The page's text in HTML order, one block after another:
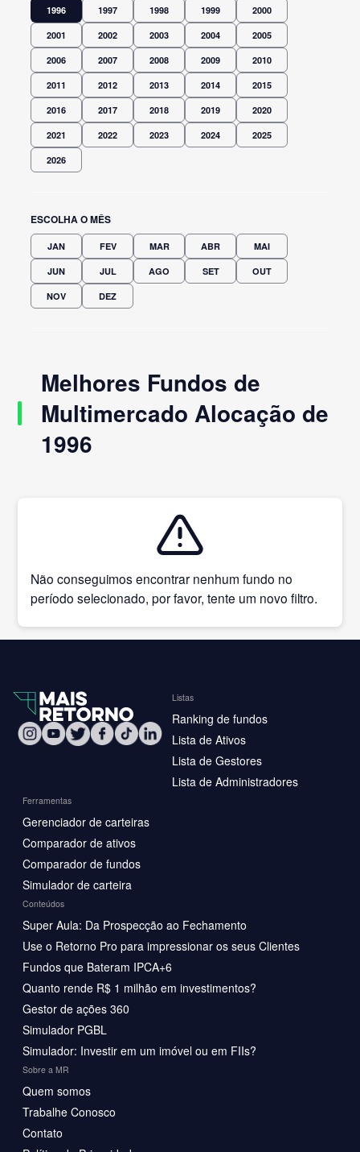
1996 1997 1998 1999 2000
2001 2002 2003 2004 2005
2006 2007 2008 2009 2010
2011 2012 2013 2014 2015
2016 2017 2018 2019 2020
2021 2022 2023 2024 2025
2026
ESCOLHA O MÊS
JAN FEV MAR ABR MAI
JUN JUL AGO SET OUT
NOV DEZ
Melhores Fundos de
Multimercado Alocação de
1996
Não conseguimos encontrar nenhum fundo no
período selecionado, por favor, tente um novo filtro.
Listas
Ranking de fundos
Lista de Ativos
Lista de Gestores
Lista de Administradores
Ferramentas
Gerenciador de carteiras
Comparador de ativos
Comparador de fundos
Simulador de carteira
Conteúdos
Super Aula: Da Prospecção ao Fechamento
Use o Retorno Pro para impressionar os seus Clientes
Fundos que Bateram IPCA+6
Quanto rende R$ 1 milhão em investimentos?
Gestor de ações 360
Simulador PGBL
Simulador: Investir em um imóvel ou em FIIs?
Sobre a MR
Quem somos
Trabalhe Conosco
Contato